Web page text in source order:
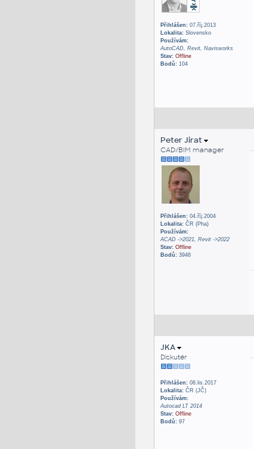
Přihlášen:07.říj.2013
Lokalita:Slovensko
Používám:
AutoCAD, Revit, Navisworks
Stav: Offline
Bodů:104
Peter Jirat
CAD/BIM manager
Přihlášen:04.říj.2004
Lokalita:ČR (Pha)
Používám:
ACAD ->2021, Revit ->2022
Stav: Offline
Bodů:3946
JKA
Diskutér
Přihlášen:08.lis.2017
Lokalita:ČR (JČ)
Používám:
Autocad LT 2014
Stav: Offline
Bodů:97